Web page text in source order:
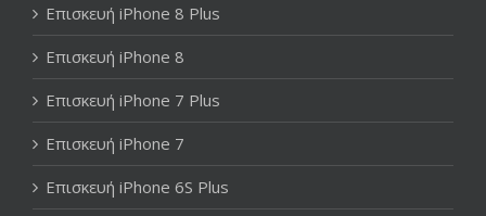
Επισκευή iPhone 8 Plus
Επισκευή iPhone 8
Επισκευή iPhone 7 Plus
Επισκευή iPhone 7
Επισκευή iPhone 6S Plus